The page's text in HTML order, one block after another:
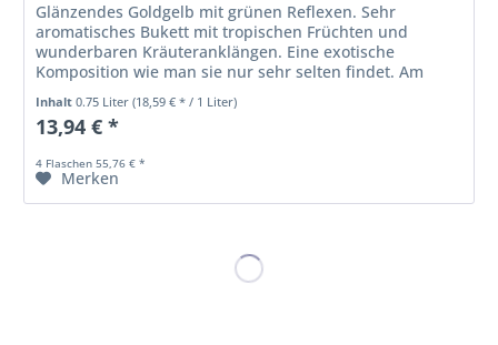
Glänzendes Goldgelb mit grünen Reflexen. Sehr
aromatisches Bukett mit tropischen Früchten und
wunderbaren Kräuteranklängen. Eine exotische
Komposition wie man sie nur sehr selten findet. Am
Gaumen sehr guter Körper, saftig und anhaltend....
Inhalt0.75 Liter(18,59 € * / 1 Liter)
13,94 € *
4 Flaschen 55,76 € *
Merken